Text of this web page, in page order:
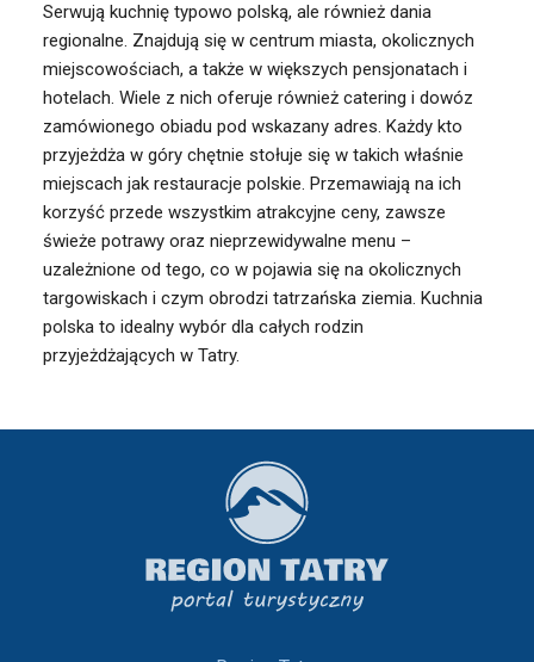
Serwują kuchnię typowo polską, ale również dania
regionalne. Znajdują się w centrum miasta, okolicznych
miejscowościach, a także w większych pensjonatach i
hotelach. Wiele z nich oferuje również catering i dowóz
zamówionego obiadu pod wskazany adres. Każdy kto
przyjeżdża w góry chętnie stołuje się w takich właśnie
miejscach jak restauracje polskie. Przemawiają na ich
korzyść przede wszystkim atrakcyjne ceny, zawsze
świeże potrawy oraz nieprzewidywalne menu –
uzależnione od tego, co w pojawia się na okolicznych
targowiskach i czym obrodzi tatrzańska ziemia. Kuchnia
polska to idealny wybór dla całych rodzin
przyjeżdżających w Tatry.